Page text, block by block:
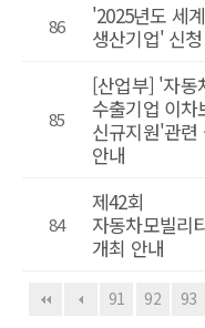
86
'2025년도 세
생산기업' 신
85
[산업부] '자동
수출기업 이차
신규지원'관련
안내
84
제42회
자동차모빌리
개최 안내
91 92 93